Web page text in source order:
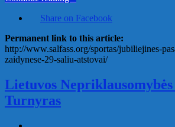
Share on Facebook
Permanent link to this article:
http://www.salfass.org/sportas/jubiliejines-
zaidynese-29-saliu-atstovai/
Lietuvos
Turnyras